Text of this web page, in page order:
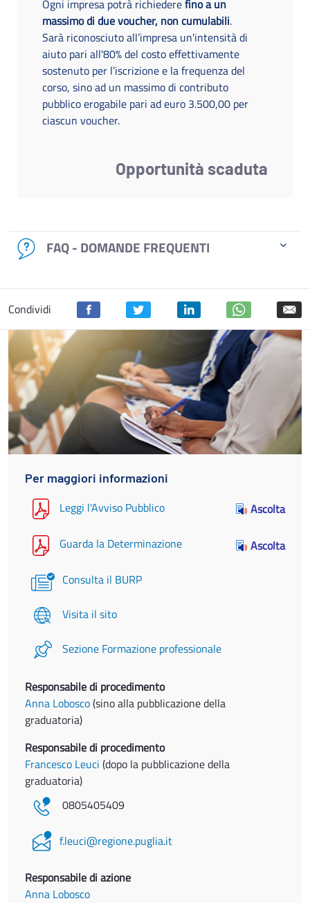
Ogni impresa potrà richiederefino a un
massimo di due voucher, non cumulabili.
Sarà riconosciuto all’impresa un'intensità di
aiuto pari all'80% del costo effettivamente
sostenuto per l’iscrizione e la frequenza del
corso, sino ad un massimo di contributo
pubblico erogabile pari ad euro 3.500,00 per
ciascun voucher.
Opportunità scaduta
FAQ - DOMANDE FREQUENTI
Condividi
Per maggiori informazioni
Leggi l'Avviso Pubblico Ascolta
Guarda la Determinazione Ascolta
Consulta il BURP
Visita il sito
Sezione Formazione professionale
Responsabile di procedimento
Anna Lobosco(sino alla pubblicazione della
graduatoria)
Responsabile di procedimento
Francesco Leuci (dopo la pubblicazione della
graduatoria)
0805405409
f.leuci@regione.puglia.it
Responsabile di azione
Anna Lobosco